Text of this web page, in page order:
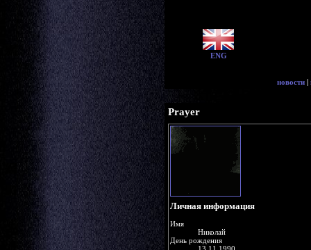
ENG
новости |
Prayer
Личная информация
Имя
Николай
День рождения
13.11.1990